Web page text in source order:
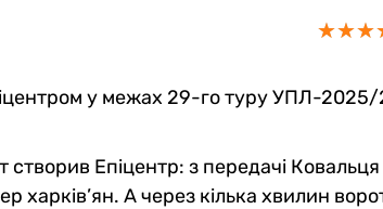
★★★
★★★
у межах 29-го туру УПЛ-2025/
Епіцентр: з передачі Ковальця
харків’ян. А через кілька хвилин